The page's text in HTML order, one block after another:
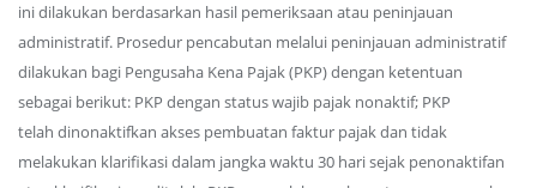
ini dilakukan berdasarkan hasil pemeriksaan atau peninjauan
administratif. Prosedur pencabutan melalui peninjauan administratif
dilakukan bagi Pengusaha Kena Pajak (PKP) dengan ketentuan
sebagai berikut: PKP dengan status wajib pajak nonaktif; PKP
telah dinonaktifkan akses pembuatan faktur pajak dan tidak
melakukan klarifikasi dalam jangka waktu 30 hari sejak penonaktifan